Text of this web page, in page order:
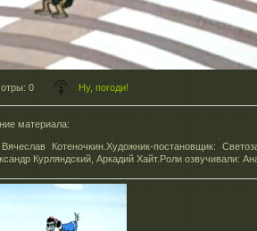
: 0 Ну, погоди!
материала:
Котеночкин.Художник-постановщик:
Курляндский, Аркадий Хайт.Роли озвучивали: